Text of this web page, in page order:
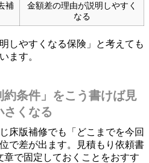
補
金額差の理由が説明しやすく
なる
しやすくなる保険」と考えても
ます。
約条件」をこう書けば見
さくなる
床版補修でも「どこまでを今回
で差が出ます。見積もり依頼書
章で固定しておくことをおすす